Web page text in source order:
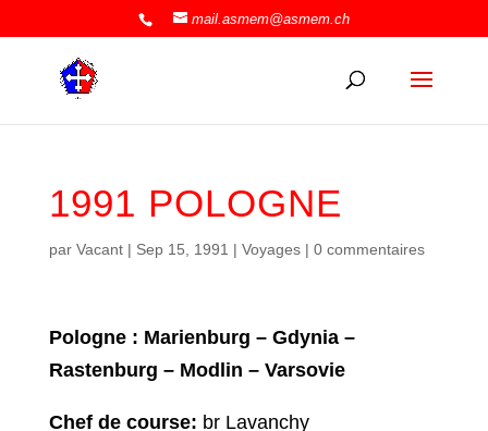
mail.asmem@asmem.ch
1991 POLOGNE
par Vacant| Sep 15, 1991 | Voyages| 0 commentaires
Pologne : Marienburg – Gdynia –
Rastenburg – Modlin – Varsovie
Chef de course: br Lavanchy